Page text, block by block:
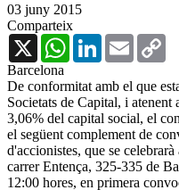
03 juny 2015
Comparteix
X
WhatsAppLinkedInEmail
Barcelona
De conformitat amb el que
Societats de Capital, i
3,06% del capital social, el
el següent complement de
d'accionistes, que se
carrer Entença, 325-335 de
12:00 hores, en primera